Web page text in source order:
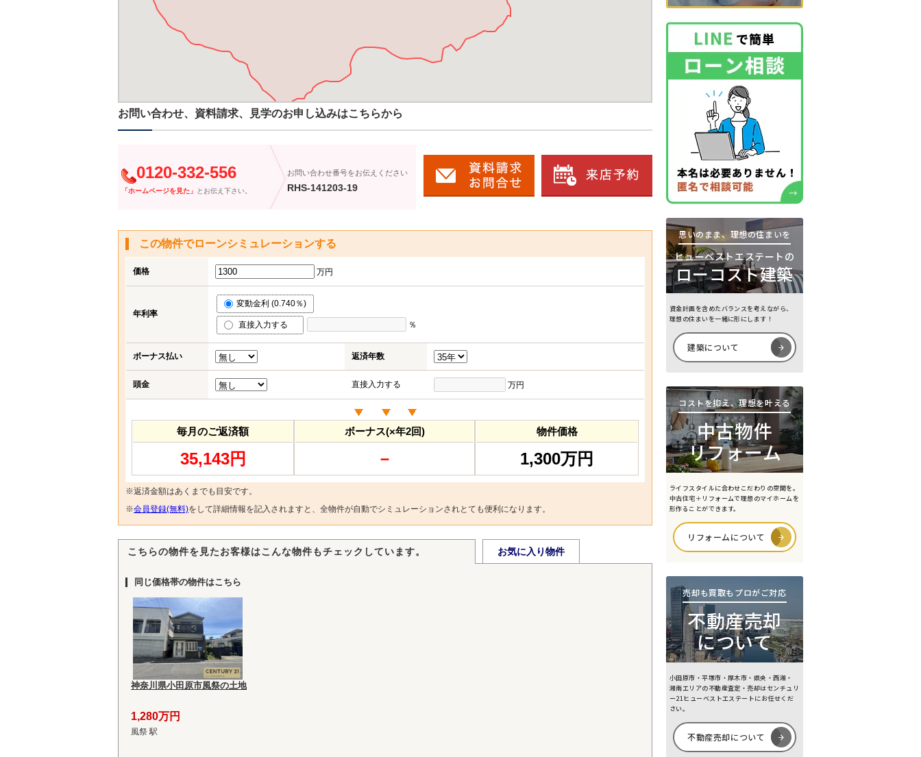
お問い合わせ、資料請求、見学のお申し込みはこちらから
0120-332-556
「ホームページを見た」 とお伝え下さい。
お問い合わせ番号をお伝えください
RHS-141203-19
この物件でローンシミュレーションする
価格 万円
年利率
変動金利 (0.740％)
直接入力する ％
ボーナス払い 返済年数
頭金 直接入力する 万円
毎月のご返済額
35,143円
ボーナス(×年2回)
－
物件価格
1,300万円
※返済金額はあくまでも目安です。
※会員登録(無料)をして詳細情報を記入されますと、全物件が自動でシミュレーションされとても便利になります。
こちらの物件を見たお客様はこんな物件もチェックしています。 お気に入り物件
同じ価格帯の物件はこちら
神奈川県小田原市風祭の土地
1,280万円
風祭 駅
思いのまま、理想の住まいを
ヒューベストエステートの
ローコスト建築
資金計画を含めたバランスを考えながら、
理想の住まいを一緒に形にします！
建築について
コストを抑え、理想を叶える
中古物件
リフォーム
ライフスタイルに合わせこだわりの空間を。
中古住宅＋リフォームで理想のマイホームを
形作ることができます。
リフォームについて
売却も買取もプロがご対応
不動産売却
について
小田原市・平塚市・厚木市・県央・西湘・
湘南エリアの不動産査定・売却はセンチュリ
ー21ヒューベストエステートにお任せくだ
さい。
不動産売却について